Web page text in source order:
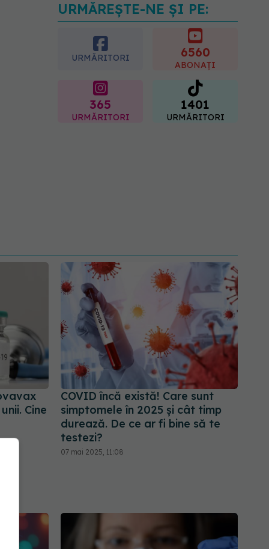
Transpirații nocturne:
semnul ignorat care poate
ascunde probleme
serioase de sănătate
08.08.2026, 20:00
URMĂREȘTE-NE ȘI PE:
URMĂRITORI 6560
ABONAȚI
365
URMĂRITORI
1401
URMĂRITORI
Cine
COVID încă există! Care sunt
simptomele în 2025 și cât timp
durează. De ce ar fi bine să te
testezi?
07 mai 2025, 11:08